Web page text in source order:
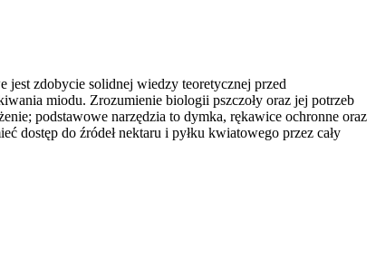
jest zdobycie solidnej wiedzy teoretycznej przed
miodu. Zrozumienie biologii pszczoły oraz jej potrzeb
podstawowe narzędzia to dymka, rękawice ochronne oraz
dostęp do źródeł nektaru i pyłku kwiatowego przez cały